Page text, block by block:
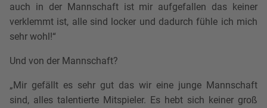
auch in der Mannschaft ist mir aufgefallen das keiner
verklemmt ist, alle sind locker und dadurch fühle ich mich
sehr wohl!“
Und von der Mannschaft?
„Mir gefällt es sehr gut das wir eine junge Mannschaft
sind, alles talentierte Mitspieler. Es hebt sich keiner groß